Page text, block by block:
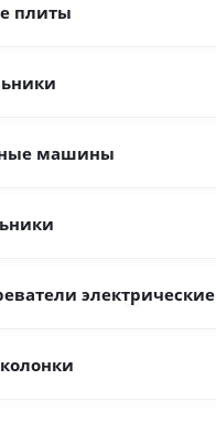
плиты
машины
электрические